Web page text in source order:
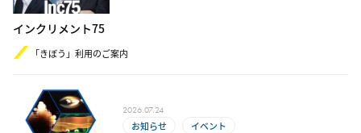
インクリメント75
「きぼう」利用のご案内
2026.07.24
お知らせ イベント